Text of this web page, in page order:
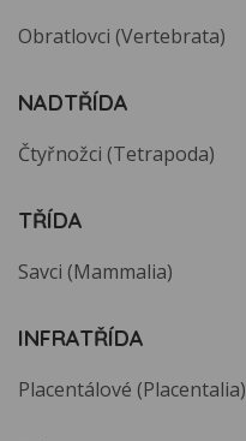
Obratlovci (Vertebrata)
NADTŘÍDA
Čtyřnožci (Tetrapoda)
TŘÍDA
Savci (Mammalia)
INFRATŘÍDA
Placentálové (Placentalia)